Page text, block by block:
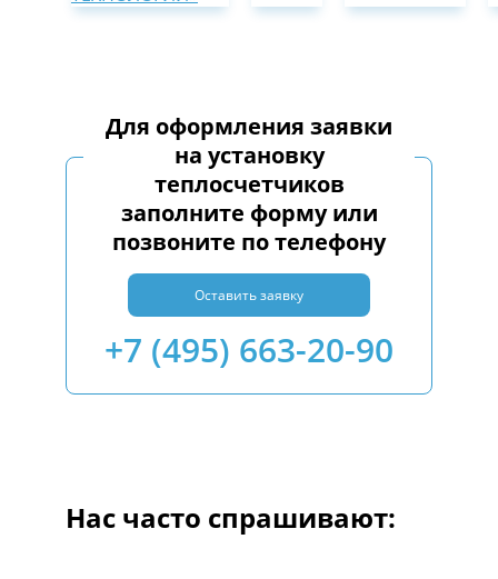
Для оформления заявки
на установку
теплосчетчиков
заполните форму или
позвоните по телефону
Оставить заявку
+7 (495) 663-20-90
Нас часто спрашивают: